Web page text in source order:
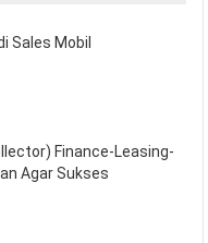
Sales Mobil
Finance-Leasing-
Agar Sukses